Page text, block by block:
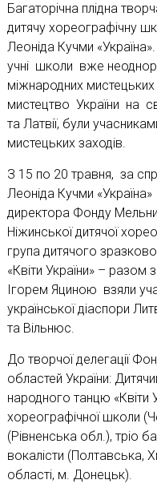
Багаторічна плідна
дитячу хореографічну
Леоніда Кучми «Україна».
учні школи вже
міжнародних
мистецтво України на
та Латвії, були
мистецьких заходів.
З 15 по 20 травня, за
Леоніда Кучми
директора Фонду
Ніжинської дитячої
група дитячого
«Квіти України» –
Ігорем Яциною взяли
української діаспори
та Вільнюс.
До творчої делегації
областей України:
народного танцю «Квіти
хореографічної школи
(Рівненська обл.), тріо
вокалісти (Полтавська,
області, м. Донецьк).